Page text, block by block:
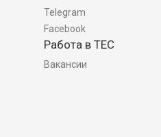
Telegram
Facebook
Работа в TEC
Вакансии